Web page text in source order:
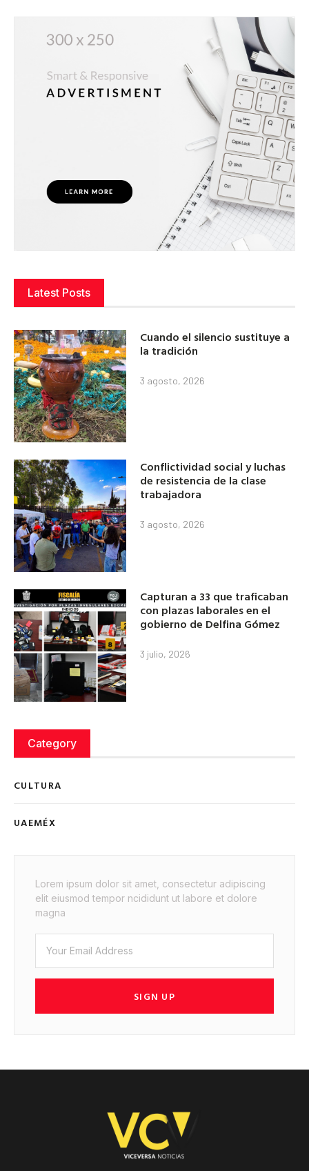
Latest Posts
Cuando el silencio sustituye a
la tradición
3 agosto, 2026
Conflictividad social y luchas
de resistencia de la clase
trabajadora
3 agosto, 2026
Capturan a 33 que traficaban
con plazas laborales en el
gobierno de Delfina Gómez
3 julio, 2026
Category
CULTURA
UAEMÉX
Lorem ipsum dolor sit amet, consectetur adipiscing
elit eiusmod tempor ncididunt ut labore et dolore
magna
SIGN UP